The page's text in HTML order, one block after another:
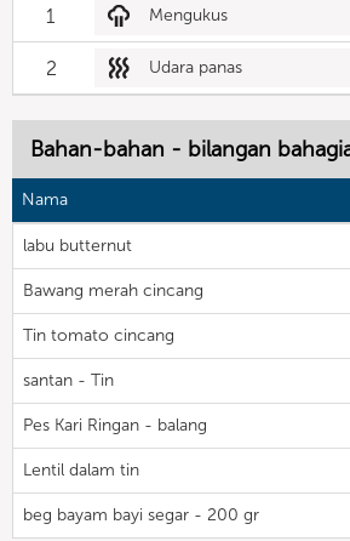
1 Mengukus
2 Udara panas
Bahan-bahan - bilangan
Nama
labu butternut
Bawang merah cincang
Tin tomato cincang
santan - Tin
Pes Kari Ringan - balang
Lentil dalam tin
beg bayam bayi segar - 200 gr